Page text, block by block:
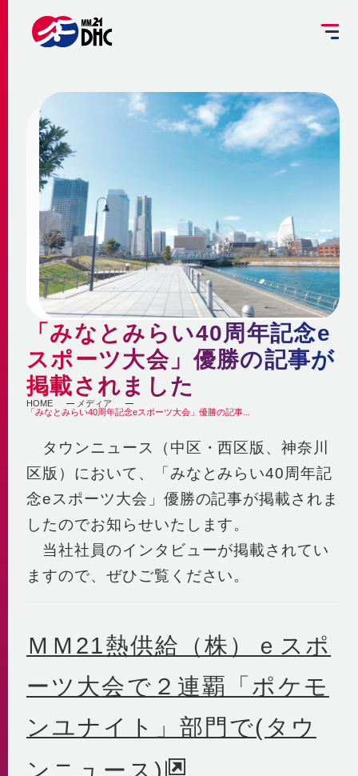
設備管理受託のご案内
お客さま専用ページ
大
INFORMATION
お知らせ
メディア
更新情報
熱供給
ご挨拶
みなとみらい21熱供給のサステナビリティ
脱炭素への取組み
脱炭素関連サービスの提供
最新鋭設備の導入
省エネ・省コストの両立
自社の取組み
BCP
非常時を含めた安定供給
BCP基本計画
地域への参画
教育機関との連携
事業概要 ～地域冷暖房とは～
地域冷暖房の仕組み
個別冷暖房との相違点
地域冷暖房の特性
街づくりへの貢献
経済性
環境性
みなとみらい21中央地区の地域冷暖房
供給エリア
供給設備
センタープラント
第3プラント
主要設備
企業情報
会社概要
事業沿革
企業理念・行動指針
2030ビジョン
決算情報・熱販売状況
各種公開情報
建築物省エネ法
地球温暖化対策計画書
省エネ法 定期報告書・中長期計画書
熱供給事業者別排出係数
1分でわかるみなとみらい21熱供給
メニューを閉じる
「みなとみらい40周年記念e
スポーツ大会」優勝の記事が
掲載されました
HOME
メディア
「みなとみらい40周年記念eスポーツ大会」優勝の記事...
タウンニュース（中区・西区版、神奈川
区版）において、「みなとみらい40周年記
念eスポーツ大会」優勝の記事が掲載されま
したのでお知らせいたします。
当社社員のインタビューが掲載されてい
ますので、ぜひご覧ください。
ＭＭ21熱供給（株）ｅスポ
ーツ大会で２連覇「ポケモ
ンユナイト」部門で(タウ
ンニュース)